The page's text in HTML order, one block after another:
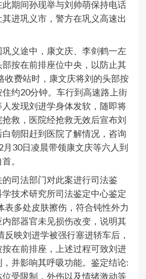
期间孙现举与刘帅萌保持电话
进巩义市，警方在巩义高速出
义途中，康文庆、李剑鹤一左
按在前排座位中央，以防止其
收费站时，康文庆将刘的头部按
约20分钟。车行到高速路上街
发现刘进学身体发软，随即将
救，医院经抢救无效后宣布刘
朝阳赶到医院了解情况，咨询
月30日凌晨带领康文庆等六人到
。
司法部门对此案进行司法鉴
技术研究所司法鉴定中心鉴定
表多处皮肤擦伤，符合钝性外力
部器官未见损伤改变，说明其
反映刘进学被强行塞进轿车后，
在前排座，上述过程可致刘进
并影响其呼吸功能。鉴定结论:
受限制，外伤以及情绪激动等